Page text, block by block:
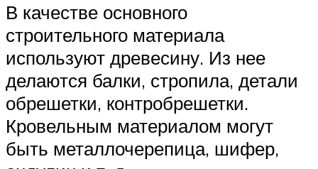
В качестве основного
строительного материала
используют древесину. Из нее
делаются балки, стропила, детали
обрешетки, контробрешетки.
Кровельным материалом могут
быть металлочерепица, шифер,